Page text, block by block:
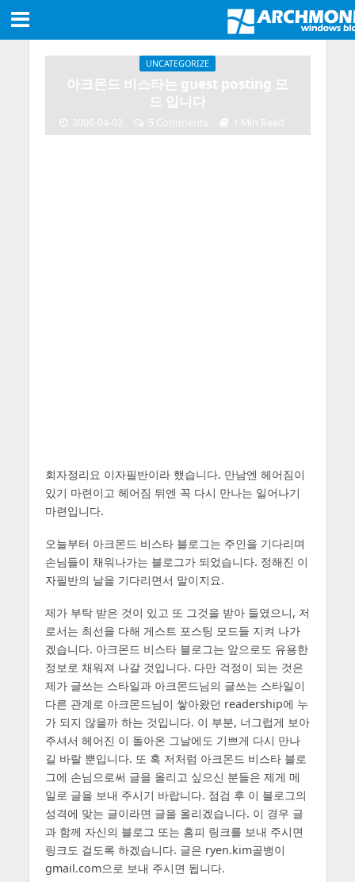
UNCATEGORIZE
아크몬드 비스타는 guest posting 모
드 입니다
2006-04-02 5 Comments 1 Min Read
회자정리요 이자필반이라 했습니다. 만남엔 헤어짐이
있기 마련이고 헤어짐 뒤엔 꼭 다시 만나는 일어나기
마련입니다.
오늘부터 아크몬드 비스타 블로그는 주인을 기다리며
손님들이 채워나가는 블로그가 되었습니다. 정해진 이
자필반의 날을 기다리면서 말이지요.
제가 부탁 받은 것이 있고 또 그것을 받아 들였으니, 저
로서는 최선을 다해 게스트 포스팅 모드들 지켜 나가
겠습니다. 아크몬드 비스타 블로그는 앞으로도 유용한
정보로 채워져 나갈 것입니다. 다만 걱정이 되는 것은
제가 글쓰는 스타일과 아크몬드님의 글쓰는 스타일이
다른 관계로 아크몬드님이 쌓아왔던 readership에 누
가 되지 않을까 하는 것입니다. 이 부분, 너그럽게 보아
주셔서 헤어진 이 돌아온 그날에도 기쁘게 다시 만나
길 바랄 뿐입니다. 또 혹 저처럼 아크몬드 비스타 블로
그에 손님으로써 글을 올리고 싶으신 분들은 제게 메
일로 글을 보내 주시기 바랍니다. 점검 후 이 블로그의
성격에 맞는 글이라면 글을 올리겠습니다. 이 경우 글
과 함께 자신의 블로그 또는 홈피 링크를 보내 주시면
링크도 걸도록 하겠습니다. 글은 ryen.kim골뱅이
gmail.com으로 보내 주시면 됩니다.